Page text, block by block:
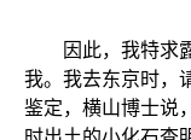
因此，我特求露
我。我去东京时，
鉴定，横山博士说